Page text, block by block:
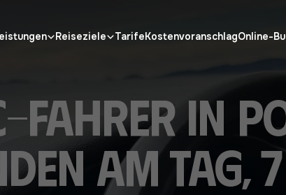
Reiseziele TarifeKostenvoranschlagOnline-
Fahrer in
am Tag,